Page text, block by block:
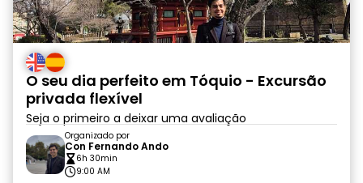
O seu dia perfeito em Tóquio - Excursão
privada flexível
Seja o primeiro a deixar uma avaliação
Organizado por
Con Fernando Ando
6h 30min
9:00 AM